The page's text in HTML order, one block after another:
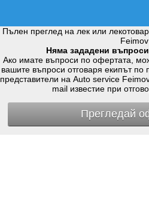
Пълен преглед на лек или
Feimov
Няма зададени
Ако имате въпроси по офертата,
вашите въпроси отговаря екипът по
представители на Auto service
mail известие при
Прегледай